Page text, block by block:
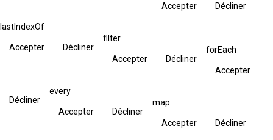
Accepter Décliner
lastIndexOf
Accepter Décliner
filter
Accepter Décliner
forEach
Accepter
Décliner
every
Accepter Décliner
map
Accepter Décliner